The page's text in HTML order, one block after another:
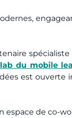
du mobile
est ouverte
espace de co-